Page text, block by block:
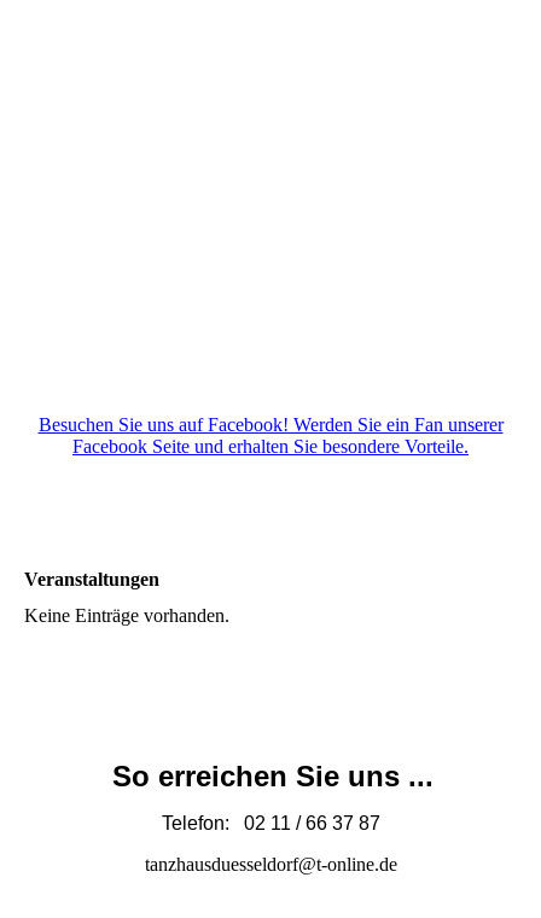
Besuchen Sie uns auf Facebook! Werden Sie ein Fan unserer
Facebook Seite und erhalten Sie besondere Vorteile.
Veranstaltungen
Keine Einträge vorhanden.
So erreichen Sie uns ...
Telefon: 02 11 / 66 37 87
tanzhausduesseldorf@t-online.de